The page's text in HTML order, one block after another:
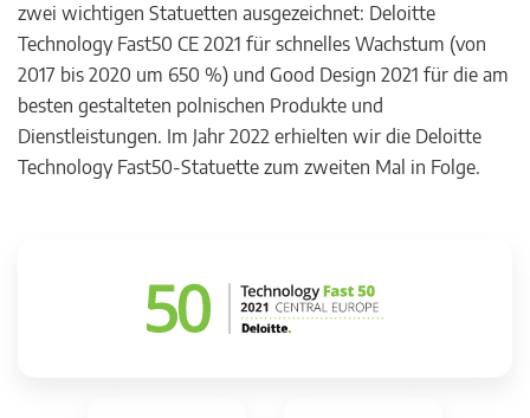
zwei wichtigen Statuetten ausgezeichnet: Deloitte
Technology Fast50 CE 2021 für schnelles Wachstum (von
2017 bis 2020 um 650 %) und Good Design 2021 für die am
besten gestalteten polnischen Produkte und
Dienstleistungen. Im Jahr 2022 erhielten wir die Deloitte
Technology Fast50-Statuette zum zweiten Mal in Folge.